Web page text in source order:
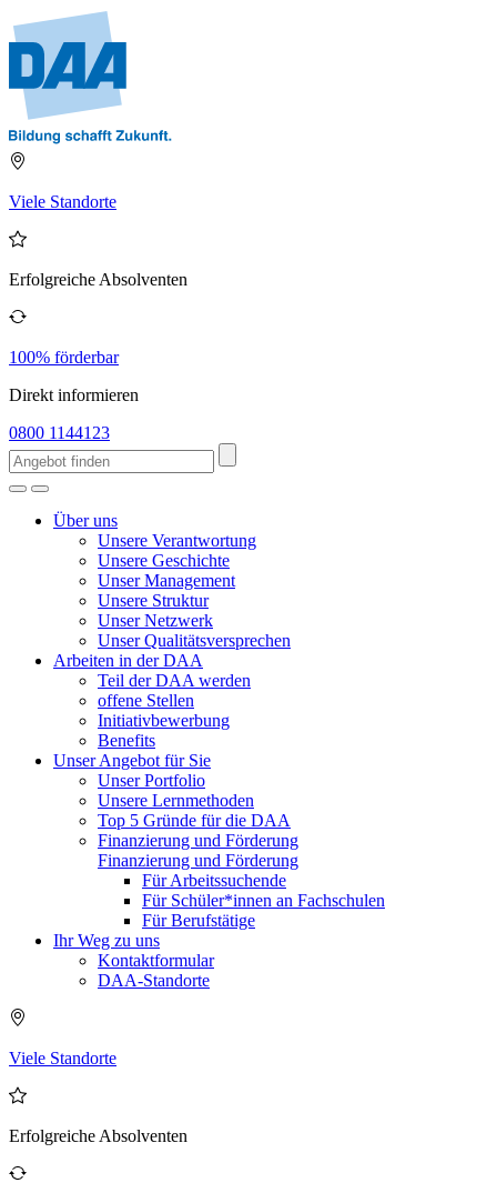
Viele Standorte
Erfolgreiche Absolventen
100% förderbar
Direkt informieren
0800 1144123
Über uns
Unsere Verantwortung
Unsere Geschichte
Unser Management
Unsere Struktur
Unser Netzwerk
Unser Qualitätsversprechen
Arbeiten in der DAA
Teil der DAA werden
offene Stellen
Initiativbewerbung
Benefits
Unser Angebot für Sie
Unser Portfolio
Unsere Lernmethoden
Top 5 Gründe für die DAA
Finanzierung und Förderung
Finanzierung und Förderung
Für Arbeitssuchende
Für Schüler*innen an Fachschulen
Für Berufstätige
Ihr Weg zu uns
Kontaktformular
DAA-Standorte
Viele Standorte
Erfolgreiche Absolventen